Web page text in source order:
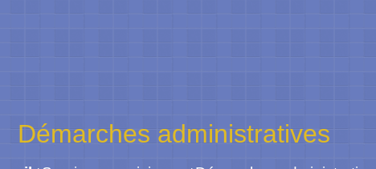
Démarches administratives